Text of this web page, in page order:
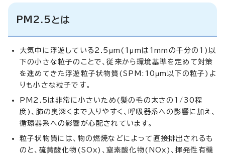
PM2.5とは
大気中に浮遊している2.5μm(1μmは1mmの千分の1)以
下の小さな粒子のことで、従来から環境基準を定めて対策
を進めてきた浮遊粒子状物質(SPM:10μm以下の粒子)よ
りも小さな粒子です。
PM2.5は非常に小さいため(髪の毛の太さの1/30程
度)、肺の奥深くまで入りやすく、呼吸器系への影響に加え、
循環器系への影響が心配されています。
粒子状物質には、物の燃焼などによって直接排出されるも
のと、硫黄酸化物(SOx)、窒素酸化物(NOx)、揮発性有機